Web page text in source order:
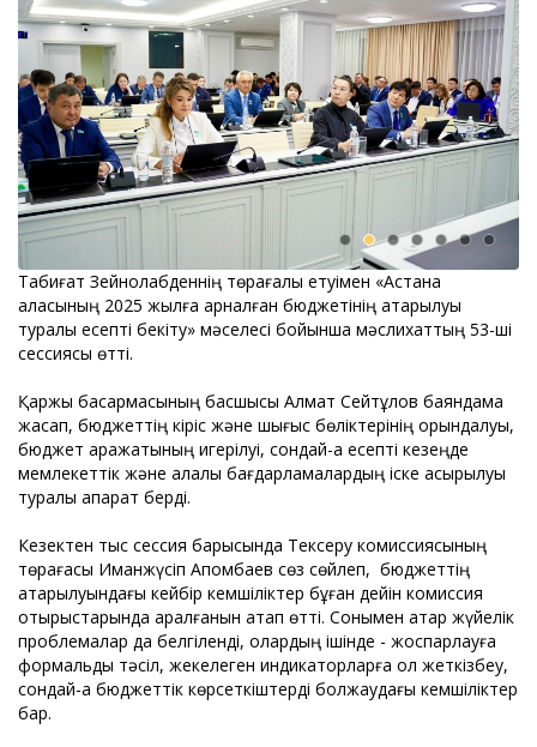
Табиғат Зейнолқабденнің төрағалық етуімен «Астана
қаласының 2025 жылға арналған бюджетінің атқарылуы
туралы есепті бекіту» мәселесі бойынша мәслихаттың 53-ші
сессиясы өтті.
Қаржы басқармасының басшысы Алмат Сейтқұлов баяндама
жасап, бюджеттің кіріс және шығыс бөліктерінің орындалуы,
бюджет қаражатының игерілуі, сондай-ақ есепті кезеңде
мемлекеттік және қалалық бағдарламалардың іске асырылуы
туралы ақпарат берді.
Кезектен тыс сессия барысында Тексеру комиссиясының
төрағасы Иманжүсіп Ақпомбаев сөз сөйлеп, бюджеттің
атқарылуындағы кейбір кемшіліктер бұған дейін комиссия
отырыстарында қаралғанын атап өтті. Сонымен қатар жүйелік
проблемалар да белгіленді, олардың ішінде - жоспарлауға
формальды тәсіл, жекелеген индикаторларға қол жеткізбеу,
сондай-ақ бюджеттік көрсеткіштерді болжаудағы кемшіліктер
бар.